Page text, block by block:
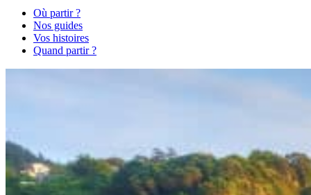
Où partir ?
Nos guides
Vos histoires
Quand partir ?